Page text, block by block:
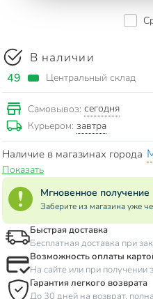
В наличии
49 Центральный склад
Самовывоз: сегодня
Курьером: завтра
Наличие в магазинах города
Показать
Мгновенное получение
Заберите из магазина уже
Быстрая доставка
Бесплатная доставка при
Возможность оплаты
На сайте или при получении
Гарантия легкого возврата
До 30 дней на возврат,